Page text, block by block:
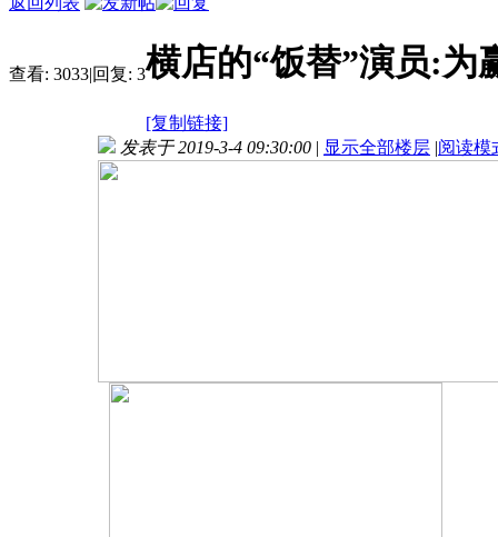
查看: 3033|回复: 3横店的“饭替”演员:为
[复制链接]
发表于 2019-3-4 09:30:00 | 显示全部楼层 |阅读模